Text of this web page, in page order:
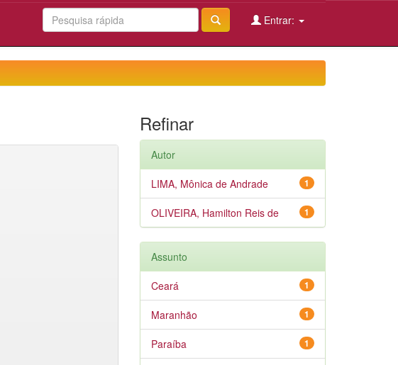
Entrar:
Refinar
Autor
1
LIMA, Mônica de Andrade
1
OLIVEIRA, Hamilton Reis de
Assunto
1
Ceará
1
Maranhão
1
Paraíba